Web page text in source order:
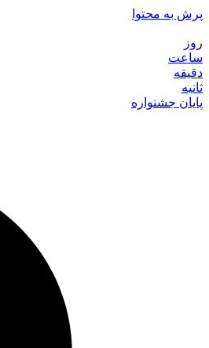
پرش به محتوا
روز
ساعت
دقیقه
ثانیه
پایان جشنواره